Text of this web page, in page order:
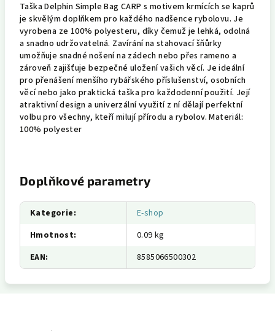
Taška Delphin Simple Bag CARP s motivem krmících se kaprů
je skvělým doplňkem pro každého nadšence rybolovu. Je
vyrobena ze 100% polyesteru, díky čemuž je lehká, odolná
a snadno udržovatelná. Zavírání na stahovací šňůrky
umožňuje snadné nošení na zádech nebo přes rameno a
zároveň zajišťuje bezpečné uložení vašich věcí. Je ideální
pro přenášení menšího rybářského příslušenství, osobních
věcí nebo jako praktická taška pro každodenní použití. Její
atraktivní design a univerzální využití z ní dělají perfektní
volbu pro všechny, kteří milují přírodu a rybolov. Materiál:
100% polyester
Doplňkové parametry
Kategorie:
E-shop
Hmotnost:
0.09 kg
EAN: 8585066500302